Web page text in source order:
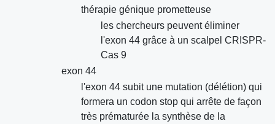
thérapie génique prometteuse
les chercheurs peuvent éliminer
l'exon 44 grâce à un scalpel CRISPR-
Cas 9
exon 44
l'exon 44 subit une mutation (délétion) qui
formera un codon stop qui arrête de façon
très prématurée la synthèse de la